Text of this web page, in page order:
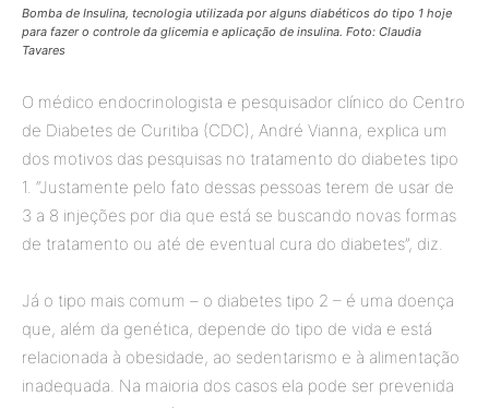
Bomba de Insulina, tecnologia utilizada por alguns diabéticos do tipo 1 hoje
para fazer o controle da glicemia e aplicação de insulina. Foto: Claudia
Tavares
O médico endocrinologista e pesquisador clínico do Centro
de Diabetes de Curitiba (CDC), André Vianna, explica um
dos motivos das pesquisas no tratamento do diabetes tipo
1. “Justamente pelo fato dessas pessoas terem de usar de
3 a 8 injeções por dia que está se buscando novas formas
de tratamento ou até de eventual cura do diabetes”, diz.
Já o tipo mais comum – o diabetes tipo 2 – é uma doença
que, além da genética, depende do tipo de vida e está
relacionada à obesidade, ao sedentarismo e à alimentação
inadequada. Na maioria dos casos ela pode ser prevenida